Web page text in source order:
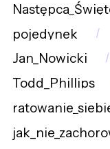
pojedynek
Jan_Nowicki
Todd_Phillips